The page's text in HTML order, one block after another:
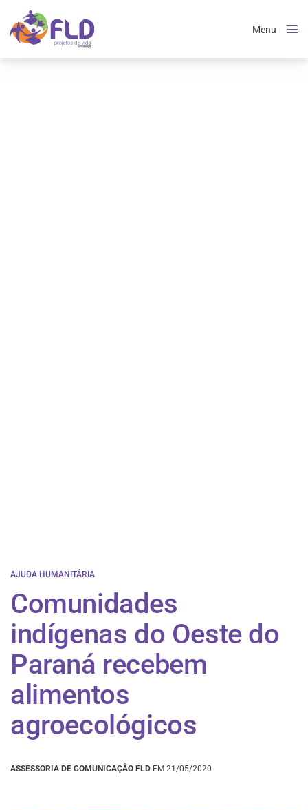
Menu
AJUDA HUMANITÁRIA
Comunidades
indígenas do Oeste do
Paraná recebem
alimentos
agroecológicos
ASSESSORIA DE COMUNICAÇÃO FLD EM 21/05/2020